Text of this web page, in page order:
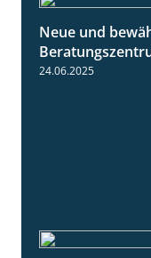
Neue und
24.06.2025